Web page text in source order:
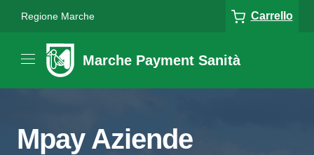
Regione Marche Carrello
Marche Payment Sanità
Mpay Aziende